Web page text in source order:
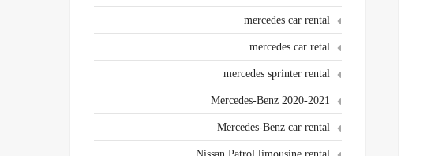
mercedes car rental
mercedes car retal
mercedes sprinter rental
Mercedes-Benz 2020-2021
Mercedes-Benz car rental